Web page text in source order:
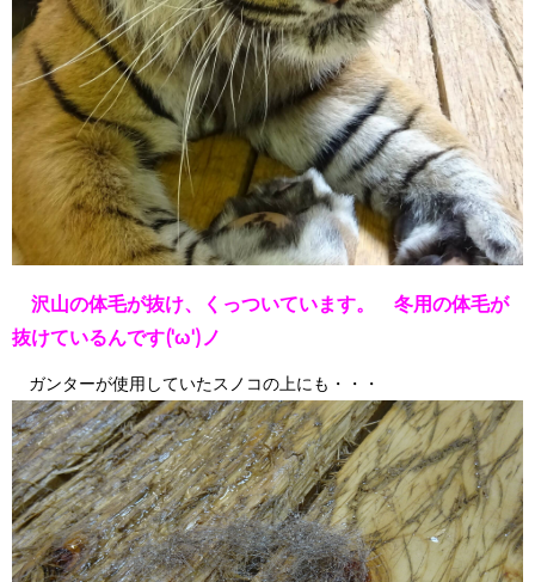
沢山の体毛が抜け、くっついています。 冬用の体毛が
抜けているんです('ω')ノ
ガンターが使用していたスノコの上にも・・・